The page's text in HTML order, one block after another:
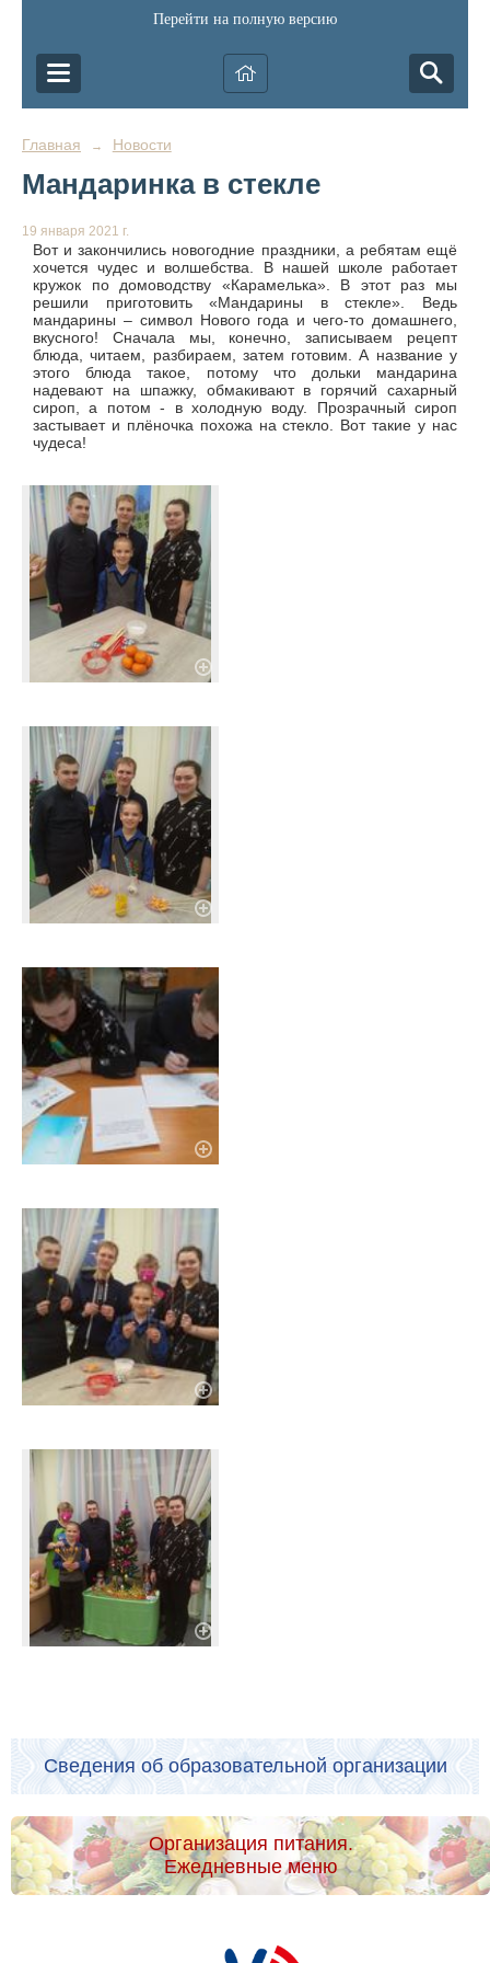
Перейти на полную версию
Главная → Новости
Мандаринка в стекле
19 января 2021 г.
Вот и закончились новогодние праздники, а ребятам ещё
хочется чудес и волшебства. В нашей школе работает
кружок по домоводству «Карамелька». В этот раз мы
решили приготовить «Мандарины в стекле». Ведь
мандарины – символ Нового года и чего-то домашнего,
вкусного! Сначала мы, конечно, записываем рецепт
блюда, читаем, разбираем, затем готовим. А название у
этого блюда такое, потому что дольки мандарина
надевают на шпажку, обмакивают в горячий сахарный
сироп, а потом - в холодную воду. Прозрачный сироп
застывает и плёночка похожа на стекло. Вот такие у нас
чудеса!
Сведения об образовательной организации
Организация питания.
Ежедневные меню